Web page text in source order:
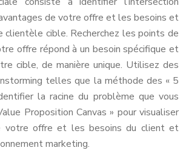
de votre offre et les besoins et
cible. Recherchez les points de
offre répond à un besoin spécifique et
cible, de manière unique. Utilisez des
telles que la méthode des « 5
la racine du problème que vous
Proposition Canvas » pour visualiser
votre offre et les besoins du client et
marketing.